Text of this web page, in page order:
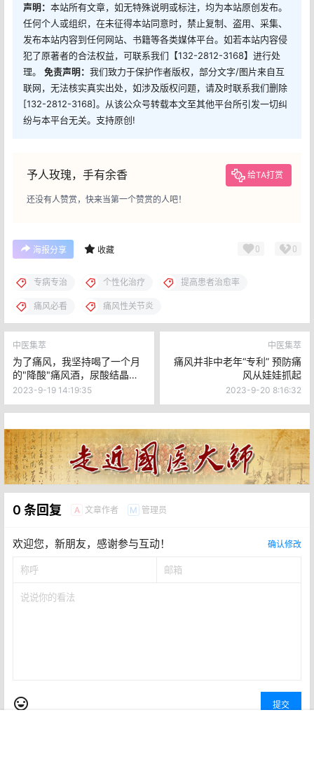
声明： 本站所有文章，如无特殊说明或标注，均为本站原创发布。
任何个人或组织，在未征得本站同意时，禁止复制、盗用、采集、
发布本站内容到任何网站、书籍等各类媒体平台。如若本站内容侵
犯了原著者的合法权益，可联系我们【132-2812-3168】进行处
理。 免责声明： 我们致力于保护作者版权，部分文字/图片来自互
联网，无法核实真实出处，如涉及版权问题，请及时联系我们删除
[132-2812-3168]。从该公众号转载本文至其他平台所引发一切纠
纷与本平台无关。支持原创!
予人玫瑰，手有余香 给TA打赏
还没有人赞赏，快来当第一个赞赏的人吧！
海报分享 收藏 0 0
专病专治 个性化治疗 提高患者治愈率
痛风必看 痛风性关节炎
中医集萃
为了痛风，我坚持喝了一个月
的"降酸"痛风酒，尿酸结晶也
溶掉了
2023-9-19 14:19:35
中医集萃
痛风并非中老年“专利” 预防痛
风从娃娃抓起
2023-9-20 8:16:32
0 条回复 A 文章作者 M 管理员
欢迎您，新朋友，感谢参与互动！ 确认修改
提交